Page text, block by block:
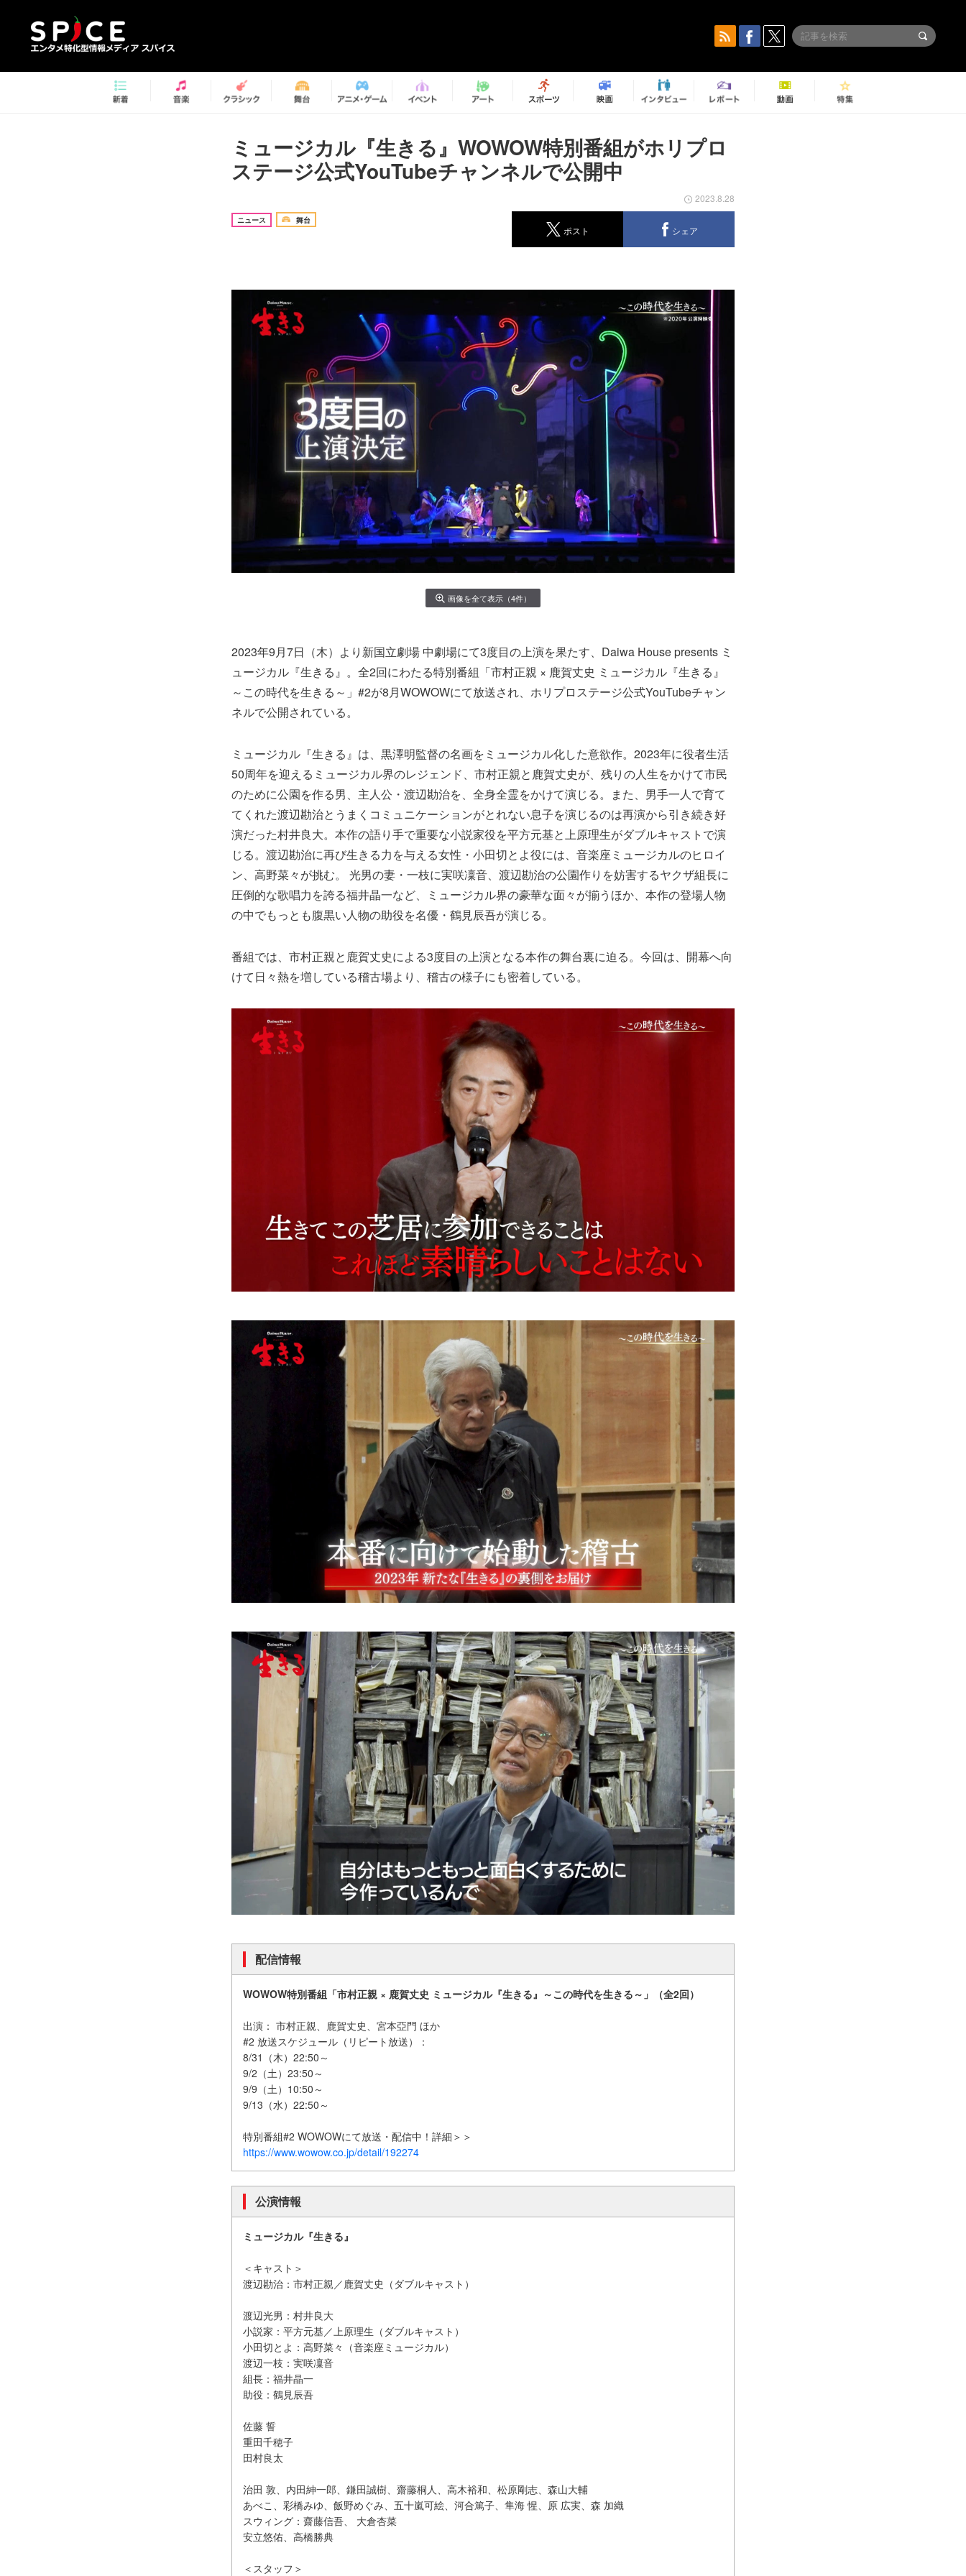
ミュージカル『生きる』WOWOW特別番組がホリプロ
ステージ公式YouTubeチャンネルで公開中
ニュース 舞台
2023.8.28
ポスト シェア
画像を全て表示（4件）
2023年9月7日（木）より新国立劇場 中劇場にて3度目の上演を果たす、Daiwa House presents ミ
ュージカル『生きる』。全2回にわたる特別番組「市村正親 × 鹿賀丈史 ミュージカル『生きる』
～この時代を生きる～」#2が8月WOWOWにて放送され、ホリプロステージ公式YouTubeチャン
ネルで公開されている。
ミュージカル『生きる』は、黒澤明監督の名画をミュージカル化した意欲作。2023年に役者生活
50周年を迎えるミュージカル界のレジェンド、市村正親と鹿賀丈史が、残りの人生をかけて市民
のために公園を作る男、主人公・渡辺勘治を、全身全霊をかけて演じる。また、男手一人で育て
てくれた渡辺勘治とうまくコミュニケーションがとれない息子を演じるのは再演から引き続き好
演だった村井良大。本作の語り手で重要な小説家役を平方元基と上原理生がダブルキャストで演
じる。渡辺勘治に再び生きる力を与える女性・小田切とよ役には、音楽座ミュージカルのヒロイ
ン、高野菜々が挑む。 光男の妻・一枝に実咲凜音、渡辺勘治の公園作りを妨害するヤクザ組長に
圧倒的な歌唱力を誇る福井晶一など、ミュージカル界の豪華な面々が揃うほか、本作の登場人物
の中でもっとも腹黒い人物の助役を名優・鶴見辰吾が演じる。
番組では、市村正親と鹿賀丈史による3度目の上演となる本作の舞台裏に迫る。今回は、開幕へ向
けて日々熱を増している稽古場より、稽古の様子にも密着している。
配信情報
WOWOW特別番組「市村正親 × 鹿賀丈史 ミュージカル『生きる』～この時代を生きる～」（全2回）
出演： 市村正親、鹿賀丈史、宮本亞門 ほか
#2 放送スケジュール（リピート放送）：
8/31（木）22:50～
9/2（土）23:50～
9/9（土）10:50～
9/13（水）22:50～
特別番組#2 WOWOWにて放送・配信中！詳細＞＞
https://www.wowow.co.jp/detail/192274
公演情報
ミュージカル『生きる』
＜キャスト＞
渡辺勘治：市村正親／鹿賀丈史（ダブルキャスト）
渡辺光男：村井良大
小説家：平方元基／上原理生（ダブルキャスト）
小田切とよ：高野菜々（音楽座ミュージカル）
渡辺一枝：実咲凜音
組長：福井晶一
助役：鶴見辰吾
佐藤 誓
重田千穂子
田村良太
治田 敦、内田紳一郎、鎌田誠樹、齋藤桐人、高木裕和、松原剛志、森山大輔
あべこ、彩橋みゆ、飯野めぐみ、五十嵐可絵、河合篤子、隼海 惺、原 広実、森 加織
スウィング：齋藤信吾、 大倉杏菜
安立悠佑、高橋勝典
＜スタッフ＞